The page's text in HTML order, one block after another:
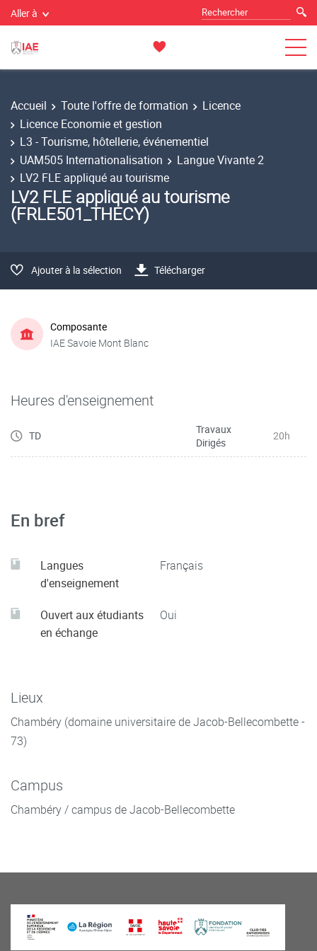
Aller à
Accueil Toute l'offre de formation
Licence
Licence Economie et gestion
L3 - Tourisme, hôtellerie, événementiel
UAM505 Internationalisation
Langue Vivante 2
LV2 FLE appliqué au tourisme
LV2 FLE appliqué au tourisme
(FRLE501_THECY)
Ajouter à la sélection Télécharger
Composante
IAE Savoie Mont Blanc
Heures d'enseignement
TD
Travaux
Dirigés
20h
En bref
Langues
d'enseignement
Français
Ouvert aux étudiants
en échange
Oui
Lieux
Chambéry (domaine universitaire de Jacob-Bellecombette -
73)
Campus
Chambéry / campus de Jacob-Bellecombette